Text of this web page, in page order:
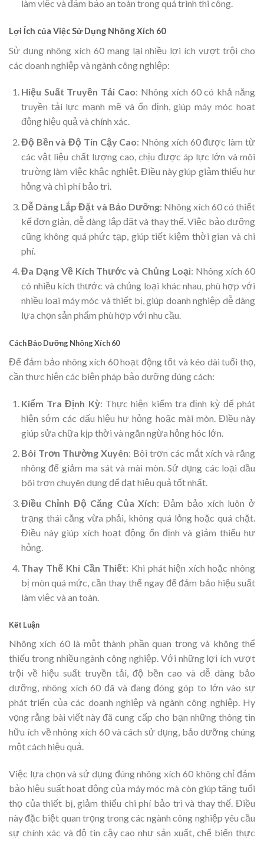
làm việc và đảm bảo an toàn trong quá trình thi công.
Lợi Ích của Việc Sử Dụng Nhông Xích 60
Sử dụng nhông xích 60 mang lại nhiều lợi ích vượt trội cho
các doanh nghiệp và ngành công nghiệp:
Hiệu Suất Truyền Tải Cao: Nhông xích 60 có khả năng
truyền tải lực mạnh mẽ và ổn định, giúp máy móc hoạt
động hiệu quả và chính xác.
Độ Bền và Độ Tin Cậy Cao: Nhông xích 60 được làm từ
các vật liệu chất lượng cao, chịu được áp lực lớn và môi
trường làm việc khắc nghiệt. Điều này giúp giảm thiểu hư
hỏng và chi phí bảo trì.
Dễ Dàng Lắp Đặt và Bảo Dưỡng: Nhông xích 60 có thiết
kế đơn giản, dễ dàng lắp đặt và thay thế. Việc bảo dưỡng
cũng không quá phức tạp, giúp tiết kiệm thời gian và chi
phí.
Đa Dạng Về Kích Thước và Chủng Loại: Nhông xích 60
có nhiều kích thước và chủng loại khác nhau, phù hợp với
nhiều loại máy móc và thiết bị, giúp doanh nghiệp dễ dàng
lựa chọn sản phẩm phù hợp với nhu cầu.
Cách Bảo Dưỡng Nhông Xích 60
Để đảm bảo nhông xích 60 hoạt động tốt và kéo dài tuổi thọ,
cần thực hiện các biện pháp bảo dưỡng đúng cách:
Kiểm Tra Định Kỳ: Thực hiện kiểm tra định kỳ để phát
hiện sớm các dấu hiệu hư hỏng hoặc mài mòn. Điều này
giúp sửa chữa kịp thời và ngăn ngừa hỏng hóc lớn.
Bôi Trơn Thường Xuyên: Bôi trơn các mắt xích và răng
nhông để giảm ma sát và mài mòn. Sử dụng các loại dầu
bôi trơn chuyên dụng để đạt hiệu quả tốt nhất.
Điều Chỉnh Độ Căng Của Xích: Đảm bảo xích luôn ở
trạng thái căng vừa phải, không quá lỏng hoặc quá chặt.
Điều này giúp xích hoạt động ổn định và giảm thiểu hư
hỏng.
Thay Thế Khi Cần Thiết: Khi phát hiện xích hoặc nhông
bị mòn quá mức, cần thay thế ngay để đảm bảo hiệu suất
làm việc và an toàn.
Kết Luận
Nhông xích 60 là một thành phần quan trọng và không thể
thiếu trong nhiều ngành công nghiệp. Với những lợi ích vượt
trội về hiệu suất truyền tải, độ bền cao và dễ dàng bảo
dưỡng, nhông xích 60 đã và đang đóng góp to lớn vào sự
phát triển của các doanh nghiệp và ngành công nghiệp. Hy
vọng rằng bài viết này đã cung cấp cho bạn những thông tin
hữu ích về nhông xích 60 và cách sử dụng, bảo dưỡng chúng
một cách hiệu quả.
Việc lựa chọn và sử dụng đúng nhông xích 60 không chỉ đảm
bảo hiệu suất hoạt động của máy móc mà còn giúp tăng tuổi
thọ của thiết bị, giảm thiểu chi phí bảo trì và thay thế. Điều
này đặc biệt quan trọng trong các ngành công nghiệp yêu cầu
sự chính xác và độ tin cậy cao như sản xuất, chế biến thực